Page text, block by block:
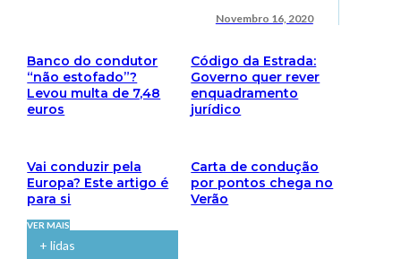
Novembro 16, 2020
Banco do condutor
“não estofado”?
Levou multa de 7,48
euros
Código da Estrada:
Governo quer rever
enquadramento
jurídico
Vai conduzir pela
Europa? Este artigo é
para si
Carta de condução
por pontos chega no
Verão
VER MAIS
+ lidas